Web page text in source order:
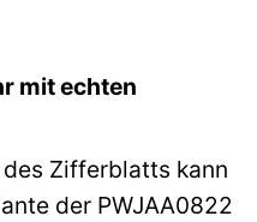
mit echten
Zifferblatts kann
der PWJAA0822